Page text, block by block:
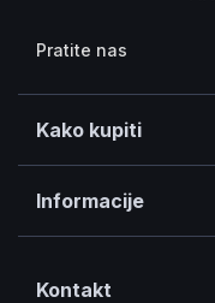
Pratite nas
Kako kupiti
Informacije
Kontakt